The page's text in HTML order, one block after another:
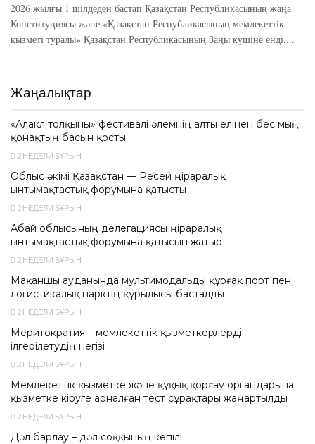
2026 жылғы 1 шілдеден бастап Қазақстан Республикасының жаңа
Конституциясы және «Қазақстан Республикасының мемлекеттік
қызметі туралы» Қазақстан Республикасының Заңы күшіне енді....
Жаңалықтар
«Алакөл толқыны» фестивалі әлемнің алты елінен бес мың
қонақтың басын қосты
2 НЕДЕЛИ БҰРЫН
Облыс әкімі Қазақстан — Ресей өңіраралық
ынтымақтастық форумына қатысты
2 НЕДЕЛИ БҰРЫН
Абай облысының делегациясы өңіраралық
ынтымақтастық форумына қатысып жатыр
2 НЕДЕЛИ БҰРЫН
Мақаншы ауданында мультимодальды құрғақ порт пен
логистикалық парктің құрылысы басталды
2 НЕДЕЛИ БҰРЫН
Меритократия – мемлекеттік қызметкерлерді
ілгерілетудің негізі
2 НЕДЕЛИ БҰРЫН
Мемлекеттік қызметке және құқық қорғау органдарына
қызметке кіруге арналған тест сұрақтары жаңартылды
2 НЕДЕЛИ БҰРЫН
Дәл барлау – дәл соққының кепілі